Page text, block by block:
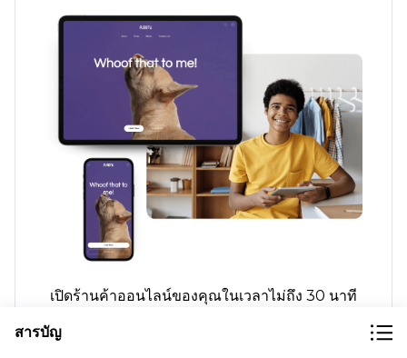
เปิดร้านค้าออนไลน์ของคุณในเวลาไม่ถึง 30 นาที
สารบัญ